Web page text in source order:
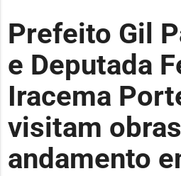
Prefeito Gil
e Deputada
Iracema
visitam
andamento